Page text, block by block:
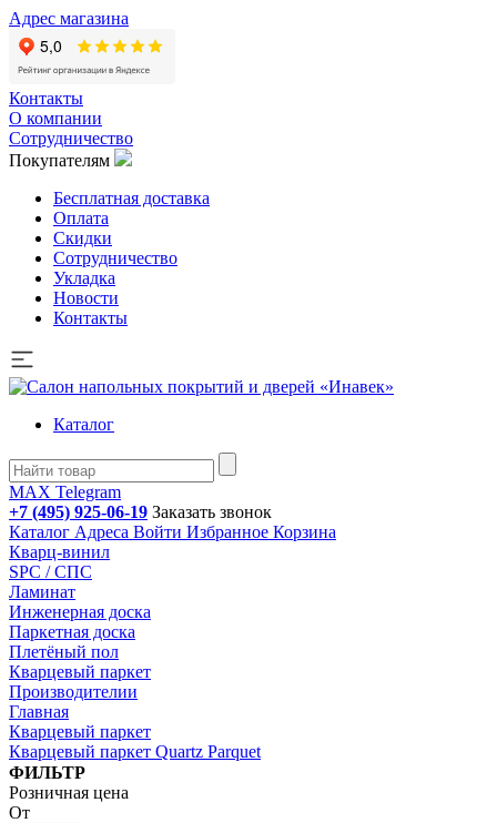
Адрес магазина
Контакты
О компании
Сотрудничество
Покупателям
Бесплатная доставка
Оплата
Скидки
Сотрудничество
Укладка
Новости
Контакты
Каталог
MAX Telegram
+7 (495) 925-06-19 Заказать звонок
Каталог Адреса Войти Избранное Корзина
Кварц-винил
SPC / СПС
Ламинат
Инженерная доска
Паркетная доска
Плетёный пол
Кварцевый паркет
Производителии
Главная
Кварцевый паркет
Кварцевый паркет Quartz Parquet
Подбор параметров
ФИЛЬТР
Розничная цена
От